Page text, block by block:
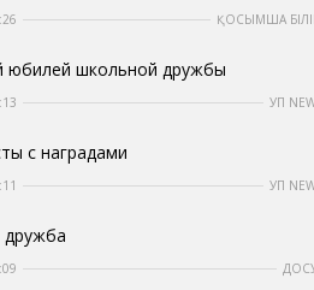
ҚОСЫМША
юбилей школьной дружбы
УП
с наградами
УП